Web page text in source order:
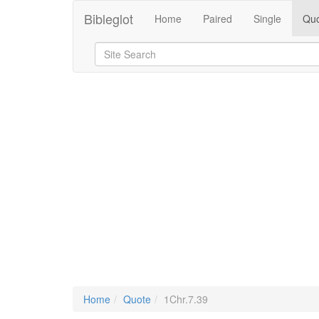
Bibleglot Home Paired Single
Home Quote 1Chr.7.39